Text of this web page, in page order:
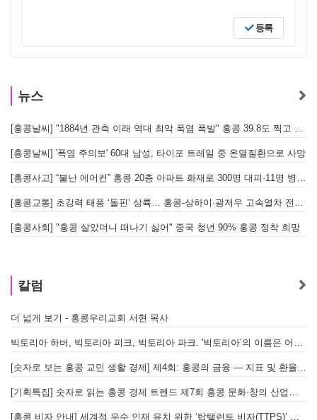
등록
뉴스
[홍콩날씨] '폭염 주의보' 60대 남성, 타이포 트레일 중 온열질환으로 사망
[홍콩사회] "홍콩 살았더니 떠나기 싫어" 중국 청년 90% 홍콩 정착 희망
칼럼
더 넓게 보기 - 홍콩우리교회 서현 목사